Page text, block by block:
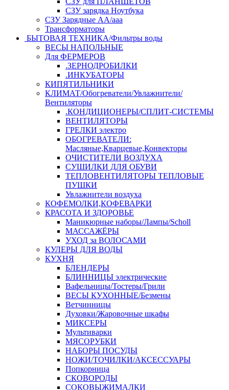
СЗУ зарядка Ноутбука
СЗУ Зарядные АА/ааа
Трансформаторы
БЫТОВАЯ ТЕХНИКА/Фильтры воды
ВЕСЫ НАПОЛЬНЫЕ
Для ФЕРМЕРОВ
.ЗЕРНОДРОБИЛКИ
.ИНКУБАТОРЫ
КИПЯТИЛЬНИКИ
КЛИМАТ/Обогреватели/Увлажнители/
Вентиляторы
.КОНДИЦИОНЕРЫ/СПЛИТ-СИСТЕМЫ
ВЕНТИЛЯТОРЫ
ГРЕЛКИ электро
ОБОГРЕВАТЕЛИ:
Масляные,Кварцевые,Конвекторы
ОЧИСТИТЕЛИ ВОЗДУХА
СУШИЛКИ ДЛЯ ОБУВИ
ТЕПЛОВЕНТИЛЯТОРЫ ТЕПЛОВЫЕ
ПУШКИ
Увлажнители воздуха
КОФЕМОЛКИ,КОФЕВАРКИ
КРАСОТА И ЗДОРОВЬЕ
Маникюрные наборы/Лампы/Scholl
МАССАЖЁРЫ
УХОД за ВОЛОСАМИ
КУЛЕРЫ ДЛЯ ВОДЫ
КУХНЯ
БЛЕНДЕРЫ
БЛИННИЦЫ электрические
Вафельницы/Тостеры/Грили
ВЕСЫ КУХОННЫЕ/Безмены
Ветчинницы
Духовки/Жаровочные шкафы
МИКСЕРЫ
Мультиварки
МЯСОРУБКИ
НАБОРЫ ПОСУДЫ
НОЖИ/ТОЧИЛКИ/АКСЕССУАРЫ
Попкорница
СКОВОРОДЫ
СОКОВЫЖИМАЛКИ